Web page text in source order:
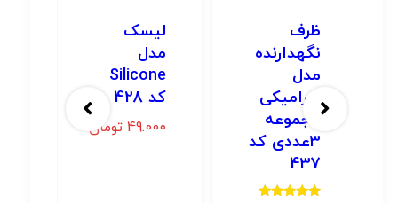
ظرف
نگهدارنده
مدل
سرامیکی
مجموعه
3عددی کد
437
لیسک
مدل
Silicone
کد 428
49.000 تومان